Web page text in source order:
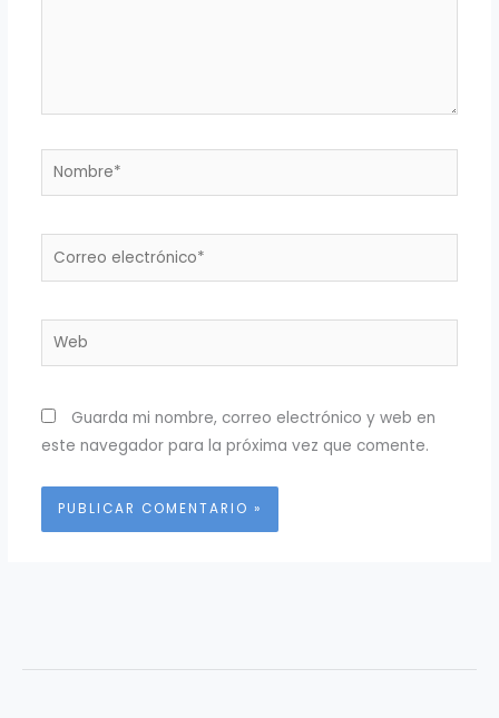
Nombre*
Correo
Web
Guarda mi nombre, correo electrónico y web en
este navegador para la próxima vez que comente.